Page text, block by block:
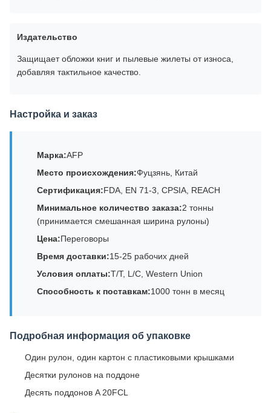
Издательство
Защищает обложки книг и пылевые жилеты от износа,
добавляя тактильное качество.
Настройка и заказ
Марка:AFP
Место происхождения:Фуцзянь, Китай
Сертификация:FDA, EN 71-3, CPSIA, REACH
Минимальное количество заказа:2 тонны
(принимается смешанная ширина рулоны)
Цена:Переговоры
Время доставки:15-25 рабочих дней
Условия оплаты:T/T, L/C, Western Union
Способность к поставкам:1000 тонн в месяц
Подробная информация об упаковке
Один рулон, один картон с пластиковыми крышками
Десятки рулонов на поддоне
Десять поддонов A 20FCL